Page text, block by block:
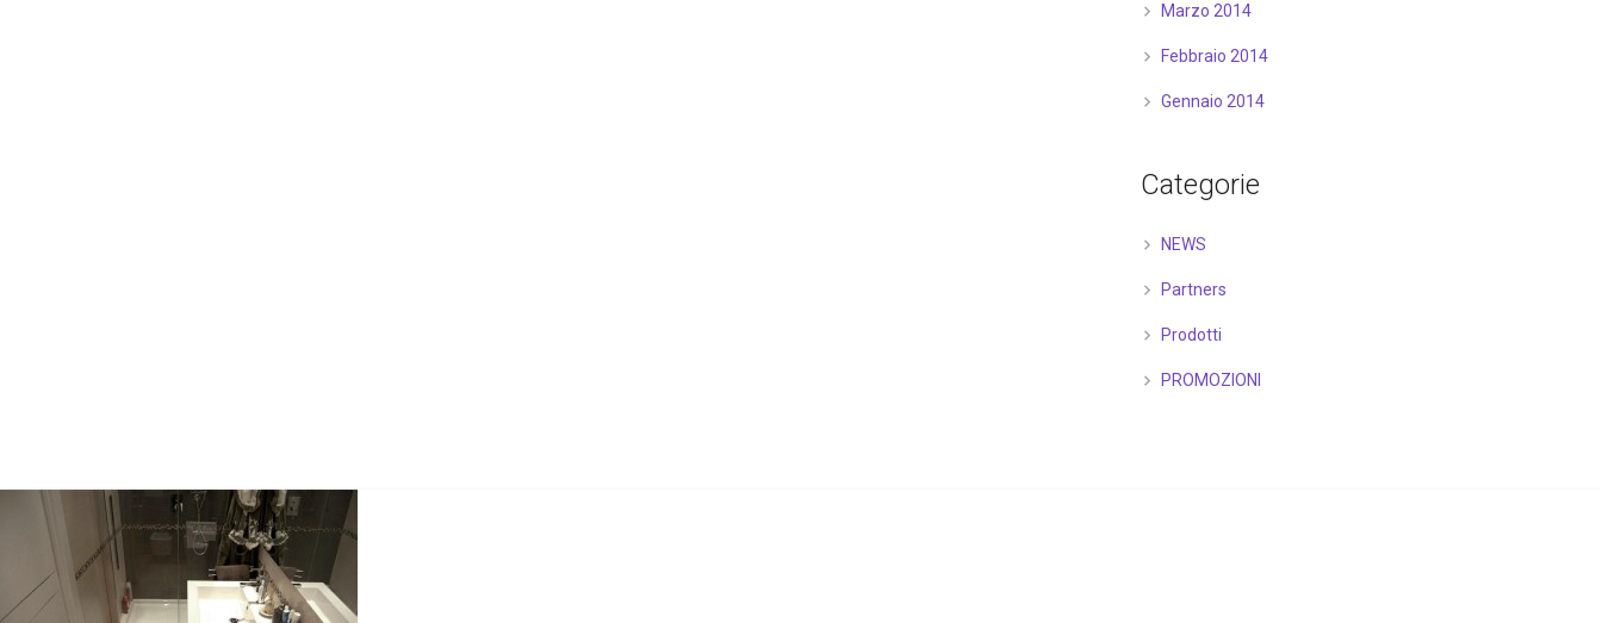
Marzo 2014
Febbraio 2014
Gennaio 2014
Categorie
NEWS
Partners
Prodotti
PROMOZIONI